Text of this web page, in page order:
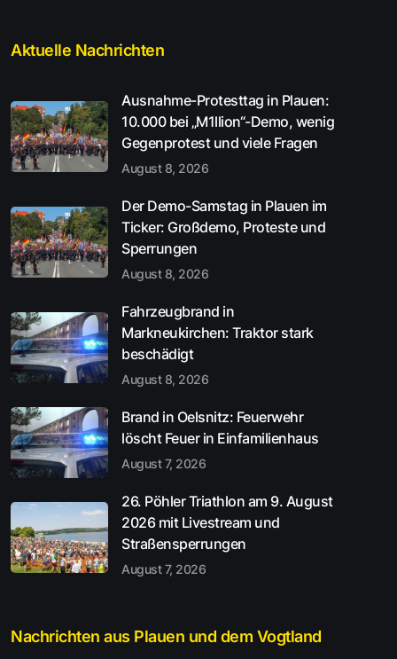
Aktuelle Nachrichten
Ausnahme-Protesttag in Plauen:
10.000 bei „M1llion“-Demo, wenig
Gegenprotest und viele Fragen
August 8, 2026
Der Demo-Samstag in Plauen im
Ticker: Großdemo, Proteste und
Sperrungen
August 8, 2026
Fahrzeugbrand in
Markneukirchen: Traktor stark
beschädigt
August 8, 2026
Brand in Oelsnitz: Feuerwehr
löscht Feuer in Einfamilienhaus
August 7, 2026
26. Pöhler Triathlon am 9. August
2026 mit Livestream und
Straßensperrungen
August 7, 2026
Nachrichten aus Plauen und dem Vogtland